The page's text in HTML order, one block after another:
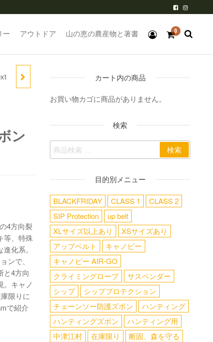
0
ー アウトドア 山の恵の農産物と著書
ン
4方向裂
等、特殊
化系。
ンで、
と4方向
。キャノ
限りに
で紹介
カート内の商品
お買い物カゴに商品がありません。
検索
検索
目的別メニュー
BLACKFRIDAY CLASS 1
CLASS 2
SIP Protection
up belt
XLサイズ以上あり
XSサイズあり
アップベルト
キャノピー
キャノピー AIR-GO
クライミングロープ
サスペンダー
シップ
シッププロテクション
チェーンソー防護ズボン
ハンティング
ハンティングズボン
ハンティング用
中津江村
在庫限り
断固、森を守る